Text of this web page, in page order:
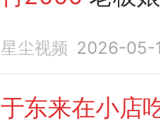
星尘视频 2026-05-
于东来在小店